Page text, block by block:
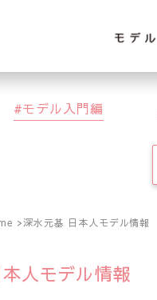
モデル入門編
深水元基 日本人モデル情報
本人モデル情報